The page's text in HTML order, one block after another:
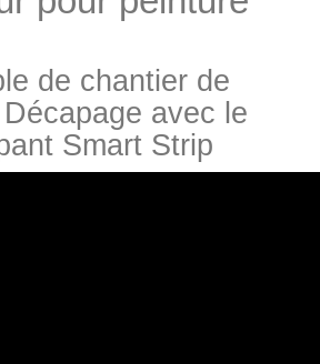
de chantier de
avec le
Smart Strip